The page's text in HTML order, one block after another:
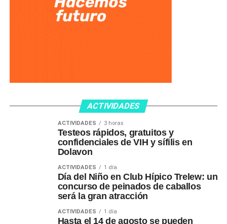
ACTIVIDADES
ACTIVIDADES 3 horas
Testeos rápidos, gratuitos y
confidenciales de VIH y sífilis en
Dolavon
ACTIVIDADES 1 día
Día del Niño en Club Hípico Trelew: un
concurso de peinados de caballos
será la gran atracción
ACTIVIDADES 1 día
Hasta el 14 de agosto se pueden